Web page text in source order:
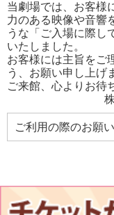
当劇場では、お客様
力のある映像や音響
うな「ご入場に際し
いたしました。
お客様には主旨をご
う、お願い申し上げ
ご来館、心よりお待
ご利用の際のお願い